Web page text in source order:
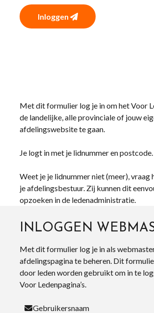
Inloggen
Met dit formulier log je in om het Voor
de landelijke, alle provinciale of jouw
afdelingswebsite te gaan.
Je logt in met je lidnummer en postcode.
Weet je je lidnummer niet (meer), vraag
je afdelingsbestuur. Zij kunnen dit
opzoeken in de ledenadministratie.
INLOGGEN
Met dit formulier log je in als
afdelingspagina te beheren. Dit
door leden worden gebruikt om in te
Voor Ledenpagina’s.
Gebruikersnaam